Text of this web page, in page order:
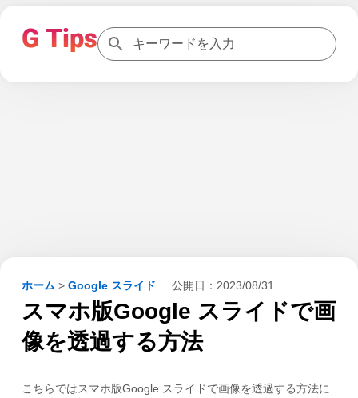
ホーム > Google スライド 公開日： 2023/08/31
スマホ版Google スライドで画
像を透過する方法
こちらではスマホ版Google スライドで画像を透過する方法に